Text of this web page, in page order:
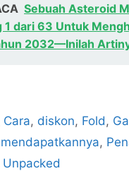
Sebuah Asteroid
1 dari 63 Untuk
2032—Inilah
Cara, diskon, Fold ,
mendapatkannya,
Unpacked